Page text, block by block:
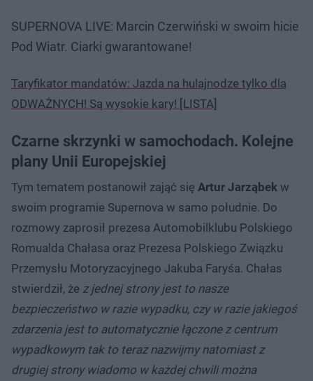
SUPERNOVA LIVE: Marcin Czerwiński w swoim hicie
Pod Wiatr. Ciarki gwarantowane!
Taryfikator mandatów: Jazda na hulajnodze tylko dla
ODWAŻNYCH! Są wysokie kary! [LISTA]
Czarne skrzynki w samochodach. Kolejne
plany Unii Europejskiej
Tym tematem postanowił zająć się Artur Jarząbek w
swoim programie Supernova w samo południe. Do
rozmowy zaprosił prezesa Automobilklubu Polskiego
Romualda Chałasa oraz Prezesa Polskiego Związku
Przemysłu Motoryzacyjnego Jakuba Faryśa. Chałas
stwierdził, że z jednej strony jest to nasze
bezpieczeństwo w razie wypadku, czy w razie jakiegoś
zdarzenia jest to automatycznie łączone z centrum
wypadkowym tak to teraz nazwijmy natomiast z
drugiej strony wiadomo w każdej chwili można